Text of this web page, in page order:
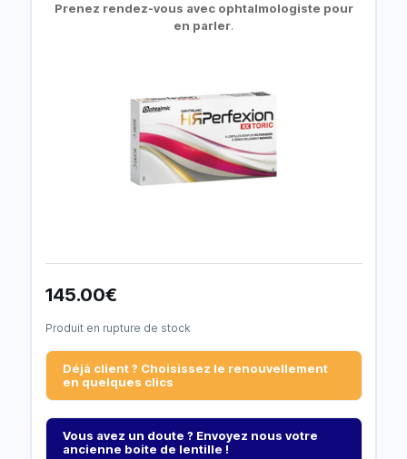
Prenez rendez-vous avec ophtalmologiste pour
en parler.
145.00€
Produit en rupture de stock
Déjà client ? Choisissez le renouvellement
en quelques clics
Vous avez un doute ? Envoyez nous votre
ancienne boite de lentille !